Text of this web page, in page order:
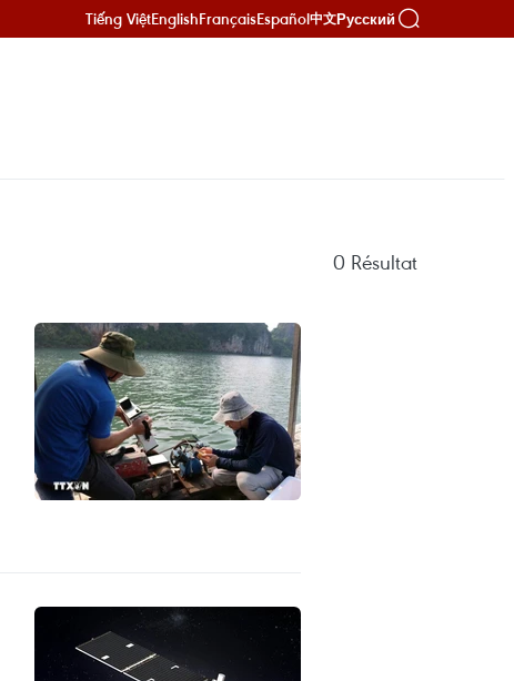
Tiếng ViệtEnglishFrançaisEspañol中文Русский
0 Résultat